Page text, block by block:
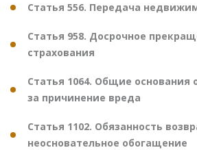
Статья 556. Передача
Статья 958. Досрочное
страхования
Статья 1064. Общие основания
за причинение вреда
Статья 1102. Обязанность
неосновательное обогащение